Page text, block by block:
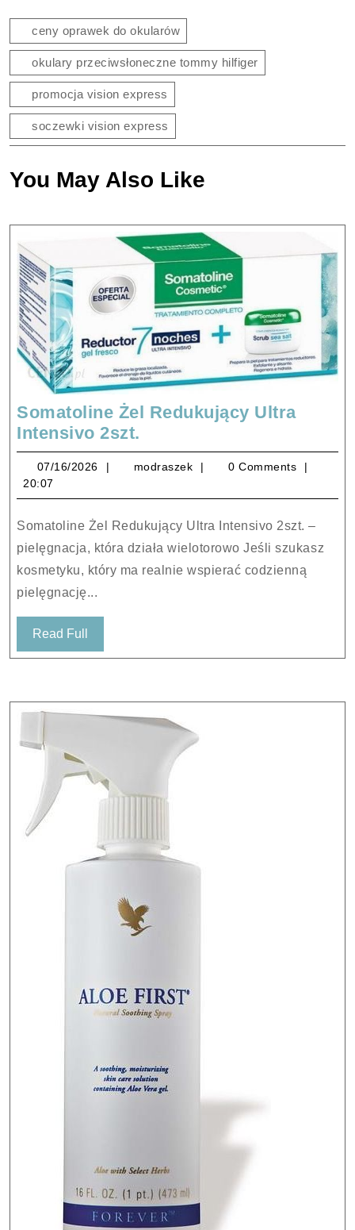
ceny oprawek do okularów
okulary przeciwsłoneczne tommy hilfiger
promocja vision express
soczewki vision express
You May Also Like
Somatoline Żel Redukujący Ultra
Intensivo 2szt.
Żel
Redukujący
Ultra
2szt.
07/16/2026 07/16/2026
modraszek modraszek
0 Comments
20:07
Somatoline Żel Redukujący Ultra Intensivo 2szt. –
pielęgnacja, która działa wielotorowo Jeśli szukasz
kosmetyku, który ma realnie wspierać codzienną
pielęgnację...
Read Full
Full